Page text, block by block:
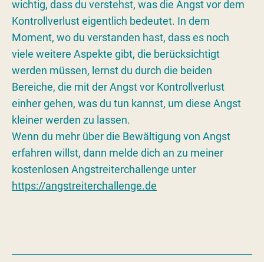
wichtig, dass du verstehst, was die Angst vor dem
Kontrollverlust eigentlich bedeutet. In dem
Moment, wo du verstanden hast, dass es noch
viele weitere Aspekte gibt, die berücksichtigt
werden müssen, lernst du durch die beiden
Bereiche, die mit der Angst vor Kontrollverlust
einher gehen, was du tun kannst, um diese Angst
kleiner werden zu lassen.
Wenn du mehr über die Bewältigung von Angst
erfahren willst, dann melde dich an zu meiner
kostenlosen Angstreiterchallenge unter
https://angstreiterchallenge.de